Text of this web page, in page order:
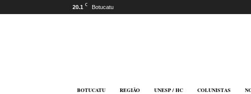
20.1 C Botucatu
BOTUCATU REGIÃO UNESP / HC COLUNISTAS